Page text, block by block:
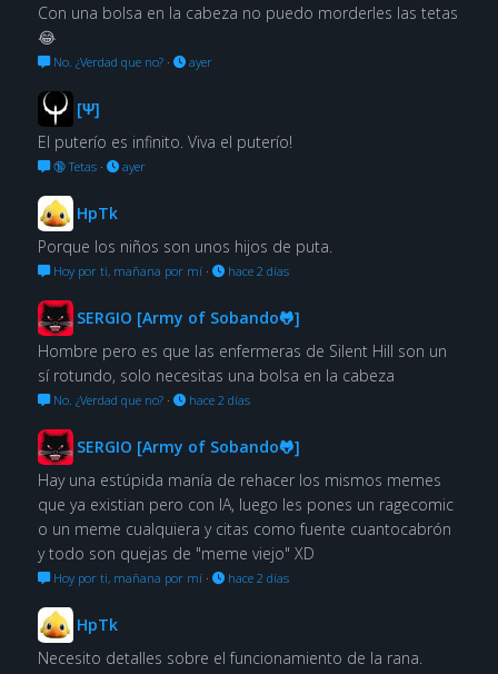
Con una bolsa en la cabeza no puedo morderles las tetas
😂
No. ¿Verdad que no?· ayer
[Ψ]
El puterío es infinito. Viva el puterío!
🔞 Tetas· ayer
HpTk
Porque los niños son unos hijos de puta.
Hoy por ti, mañana por mí· hace 2 días
SERGIO [Army of Sobando🐸]
Hombre pero es que las enfermeras de Silent Hill son un
sí rotundo, solo necesitas una bolsa en la cabeza
No. ¿Verdad que no?· hace 2 días
SERGIO [Army of Sobando🐸]
Hay una estúpida manía de rehacer los mismos memes
que ya existian pero con IA, luego les pones un ragecomic
o un meme cualquiera y citas como fuente cuantocabrón
y todo son quejas de "meme viejo" XD
Hoy por ti, mañana por mí· hace 2 días
HpTk
Necesito detalles sobre el funcionamiento de la rana.